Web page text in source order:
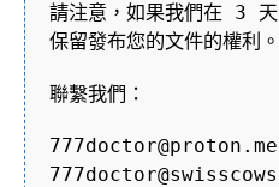
請注意，如果我們在 3 天
保留發布您的文件的權利。
聯繫我們：